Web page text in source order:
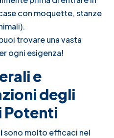
con moquette, stanze
trovare una vasta
ogni esigenza!
e
degli
Potenti
sono molto efficaci nel